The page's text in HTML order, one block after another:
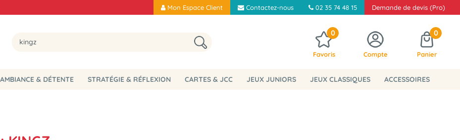
Mon Espace Client Contactez-nous 02 35 74 48 15 Demande de devis (Pro)
0
Favoris Compte
0
Panier
AMBIANCE & DÉTENTE STRATÉGIE & RÉFLEXION CARTES & JCC JEUX JUNIORS JEUX CLASSIQUES ACCESSOIRES